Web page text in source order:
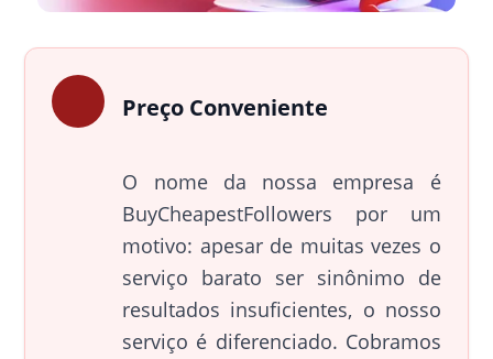
Preço Conveniente
O nome da nossa empresa é
BuyCheapestFollowers por um
motivo: apesar de muitas vezes o
serviço barato ser sinônimo de
resultados insuficientes, o nosso
serviço é diferenciado. Cobramos